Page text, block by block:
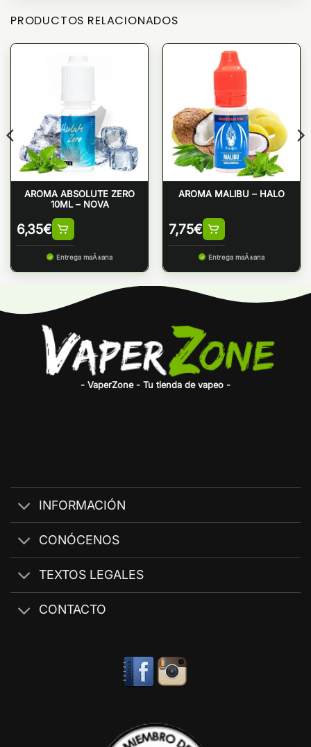
PRODUCTOS RELACIONADOS
AROMA ABSOLUTE ZERO
10ML – NOVA
6,35€
Entrega maÃ±ana
AROMA MALIBU – HALO
7,75€
Entrega maÃ±ana
- VaperZone - Tu tienda de vapeo -
INFORMACIÓN
CONÓCENOS
TEXTOS LEGALES
CONTACTO